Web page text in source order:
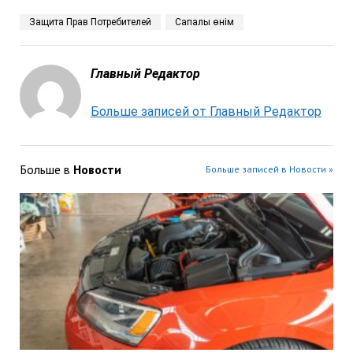
Защита Прав Потребителей Сапалы өнім
Главный Редактор
Больше записей от Главный Редактор
Больше в Новости Больше записей в Новости »